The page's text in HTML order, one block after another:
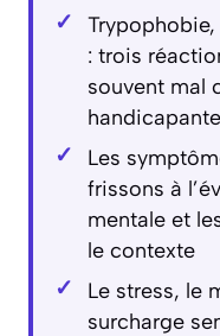
: trois
souvent mal
Les
frissons à
mentale et
le contexte
Le stress, le
surcharge